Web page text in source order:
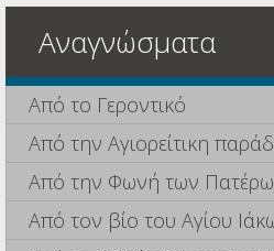
Αναγνώσματα
Από το Γεροντικό
Από την Αγιορείτικη
Από την Φωνή των
Από τον βίο του Αγίου